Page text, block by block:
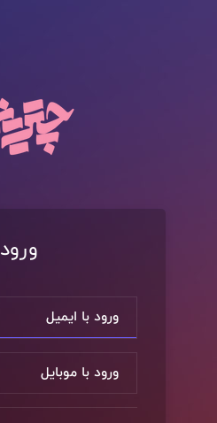
ورود
ورود با ایمیل
ورود با موبایل